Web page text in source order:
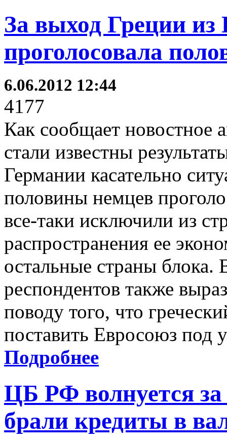
За выход Греции из
проголосовала
6.06.2012 12:44
4177
Как сообщает новостное
стали известны
Германии касательно
половины немцев
все-таки исключили из
распространения ее
остальные страны блока.
респондентов также
поводу того, что
поставить Евросоюз под
Подробнее
ЦБ РФ волнуется
брали кредиты в